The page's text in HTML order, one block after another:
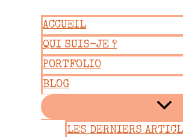
contenu
ACCUEIL
QUI SUIS-JE ?
PORTFOLIO
BLOG
LES DERNIERS